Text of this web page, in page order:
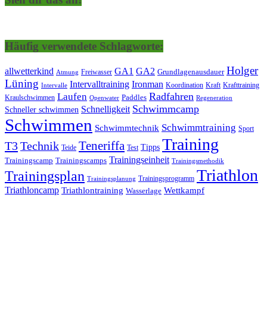
Häufig verwendete Schlagworte:
allwetterkind Atmung Freiwasser GA1 GA2 Grundlagenausdauer Holger
Lüning Intervalle Intervalltraining Ironman Koordination Kraft Krafttraining
Kraulschwimmen Laufen Openwater Paddles Radfahren Regeneration
Schneller schwimmen Schnelligkeit Schwimmcamp
Schwimmen Schwimmtechnik Schwimmtraining Sport
T3Technik Teide Teneriffa Test Tipps Training
Trainingscamp Trainingscamps Trainingseinheit Trainingsmethodik
Trainingsplan Trainingsplanung Trainingsprogramm Triathlon
Triathloncamp Triathlontraining Wasserlage Wettkampf